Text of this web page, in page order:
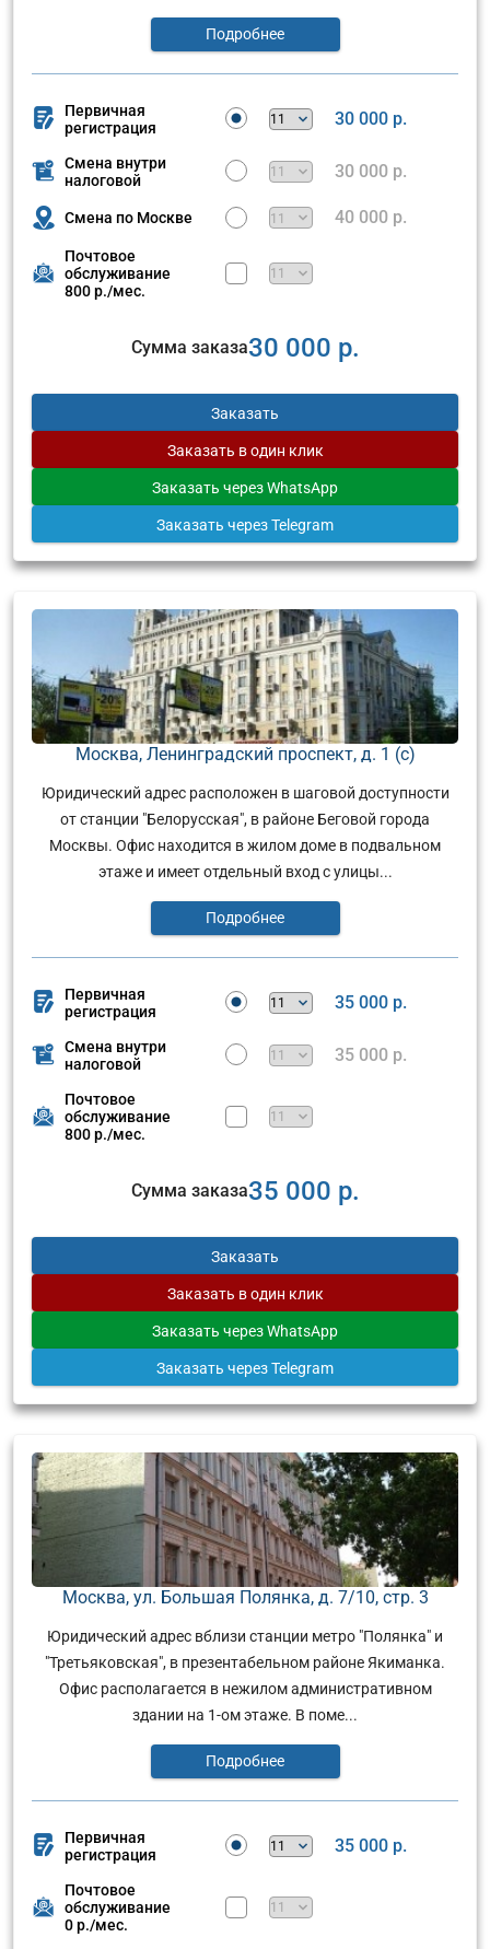
Подробнее
Первичная
регистрация
30 000 р.
Смена внутри
налоговой
30 000 р.
Смена по Москве 40 000 р.
Почтовое
обслуживание
800 р./мес.
Сумма заказа30 000 р.
Заказать
Заказать в один клик
Заказать через WhatsApp
Заказать через Telegram
Москва, Ленинградский проспект, д. 1 (с)
Юридический адрес расположен в шаговой доступности
от станции "Белорусская", в районе Беговой города
Москвы. Офис находится в жилом доме в подвальном
этаже и имеет отдельный вход с улицы...
Подробнее
Первичная
регистрация
35 000 р.
Смена внутри
налоговой
35 000 р.
Почтовое
обслуживание
800 р./мес.
Сумма заказа35 000 р.
Заказать
Заказать в один клик
Заказать через WhatsApp
Заказать через Telegram
Москва, ул. Большая Полянка, д. 7/10, стр. 3
Юридический адрес вблизи станции метро "Полянка" и
"Третьяковская", в презентабельном районе Якиманка.
Офис располагается в нежилом административном
здании на 1-ом этаже. В поме...
Подробнее
Первичная
регистрация
35 000 р.
Почтовое
обслуживание
0 р./мес.